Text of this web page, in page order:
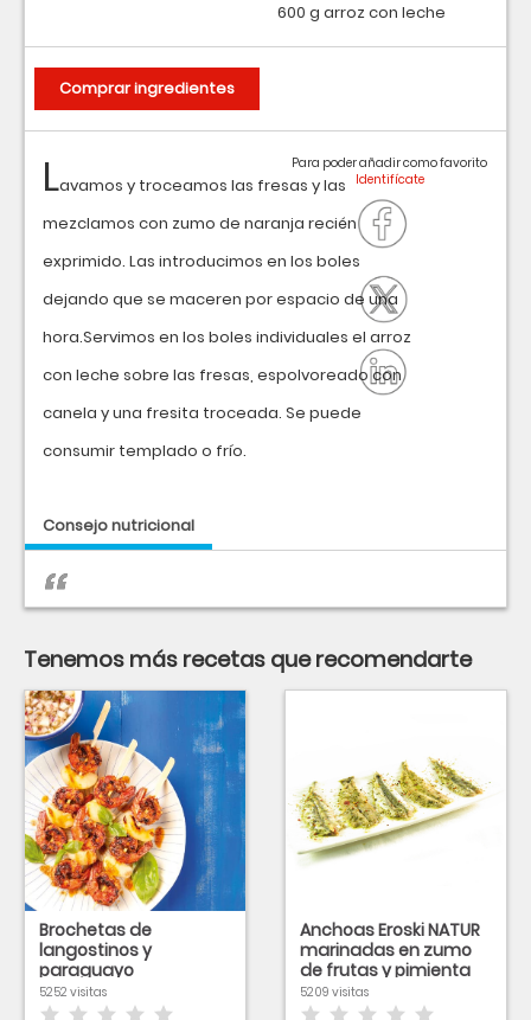
Lavamos y troceamos las fresas y las
mezclamos con zumo de naranja recién
exprimido. Las introducimos en los boles
dejando que se maceren por espacio de una
hora.Servimos en los boles individuales el arroz
con leche sobre las fresas, espolvoreado con
canela y una fresita troceada. Se puede
consumir templado o frío.
Consejo nutricional
Para poder añadir como favorito
600 g arroz con leche
Comprar ingredientes
Tenemos más recetas que recomendarte
Brochetas de
langostinos y
paraguayo
5252 visitas
Anchoas Eroski NATUR
marinadas en zumo
de frutas y pimienta
5209 visitas